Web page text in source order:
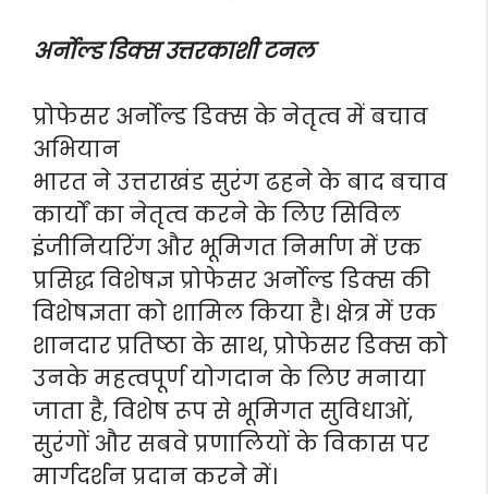
अर्नोल्ड डिक्स उत्तरकाशी टनल
प्रोफेसर अर्नोल्ड डिक्स के नेतृत्व में बचाव
अभियान
भारत ने उत्तराखंड सुरंग ढहने के बाद बचाव
कार्यों का नेतृत्व करने के लिए सिविल
इंजीनियरिंग और भूमिगत निर्माण में एक
प्रसिद्ध विशेषज्ञ प्रोफेसर अर्नोल्ड डिक्स की
विशेषज्ञता को शामिल किया है। क्षेत्र में एक
शानदार प्रतिष्ठा के साथ, प्रोफेसर डिक्स को
उनके महत्वपूर्ण योगदान के लिए मनाया
जाता है, विशेष रूप से भूमिगत सुविधाओं,
सुरंगों और सबवे प्रणालियों के विकास पर
मार्गदर्शन प्रदान करने में।